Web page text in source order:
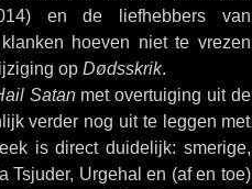
en de liefhebbers van
hoeven niet te vrezen
op Dødsskrik.
Satanmet overtuiging uit de
verder nog uit te leggen met
is direct duidelijk: smerige,
Tsjuder, Urgehal en (af en toe)